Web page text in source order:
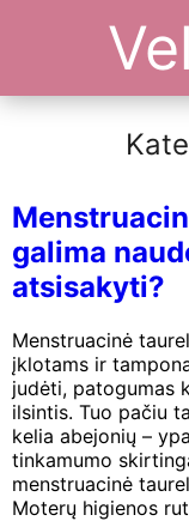
galima
atsisakyti?
Menstruacinė
įklotams ir
judėti, patogumas
ilsintis. Tuo pačiu
kelia abejonių –
tinkamumo
menstruacinė
Moterų higienos